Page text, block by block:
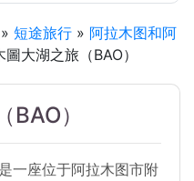
» 短途旅行 » 阿拉木图和阿
大湖之旅（BAO）
）
一座位于阿拉木图市附